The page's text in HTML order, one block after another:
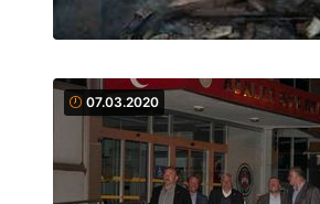
07.03.2020